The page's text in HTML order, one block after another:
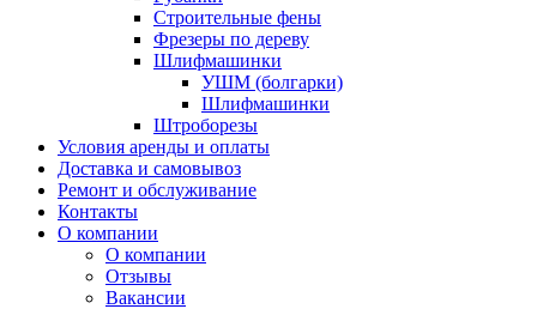
Строительные фены
Фрезеры по дереву
Шлифмашинки
УШМ (болгарки)
Шлифмашинки
Штроборезы
Условия аренды и оплаты
Доставка и самовывоз
Ремонт и обслуживание
Контакты
О компании
О компании
Отзывы
Вакансии